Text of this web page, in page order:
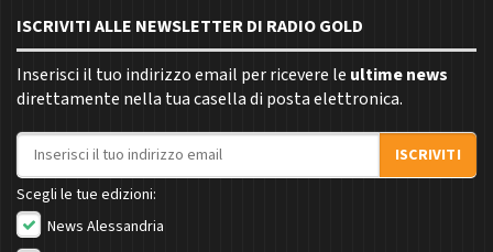
ISCRIVITI ALLE NEWSLETTER DI RADIO GOLD
Inserisci il tuo indirizzo email per ricevere le ultime news
direttamente nella tua casella di posta elettronica.
Indirizzo email
ISCRIVITI
Scegli le tue edizioni:
News Alessandria